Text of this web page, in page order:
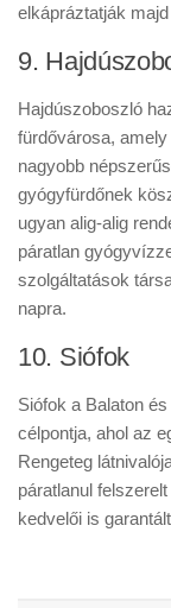
elkápráztatják
9.
Hajdúszoboszló
fürdővárosa,
nagyobb
gyógyfürdőnek
ugyan alig-alig
páratlan
szolgáltatások
napra.
10. Siófok
Siófok a Balaton
célpontja, ahol az
Rengeteg
páratlanul
kedvelői is